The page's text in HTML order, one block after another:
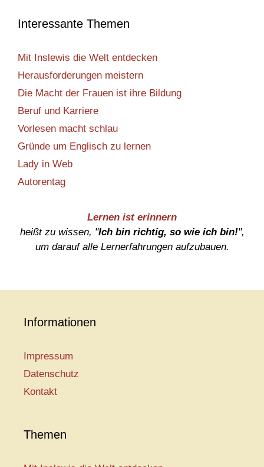
Interessante Themen
Mit Inslewis die Welt entdecken
Herausforderungen meistern
Die Macht der Frauen ist ihre Bildung
Beruf und Karriere
Vorlesen macht schlau
Gründe um Englisch zu lernen
Lady in Web
Autorentag
Lernen ist erinnern
heißt zu wissen, "Ich bin richtig, so wie ich bin!",
um darauf alle Lernerfahrungen aufzubauen.
Informationen
Impressum
Datenschutz
Kontakt
Themen